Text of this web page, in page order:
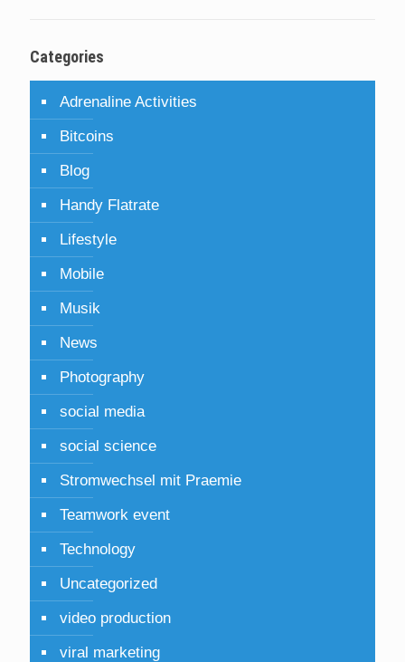
Categories
Adrenaline Activities
Bitcoins
Blog
Handy Flatrate
Lifestyle
Mobile
Musik
News
Photography
social media
social science
Stromwechsel mit Praemie
Teamwork event
Technology
Uncategorized
video production
viral marketing